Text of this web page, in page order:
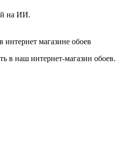
на ИИ.
интернет магазине обоев
в наш интернет-магазин обоев.